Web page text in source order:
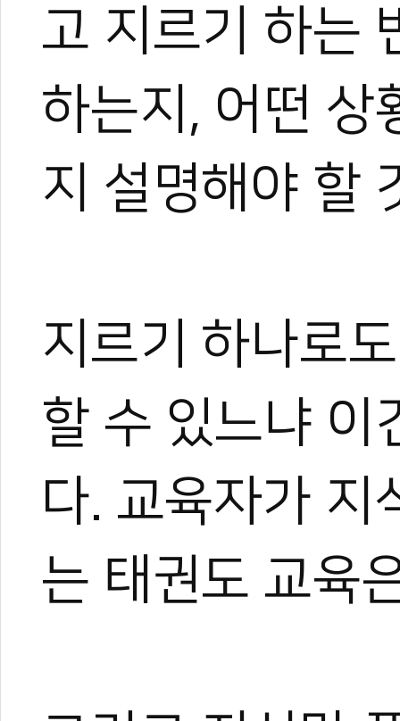
고 지르기 하는
하는지, 어떤 상
지 설명해야 할
지르기 하나로
할 수 있느냐 이
다. 교육자가 지
는 태권도 교육
2